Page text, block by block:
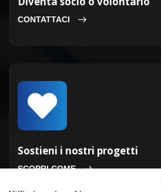
CONTATTACI
Sostieni i nostri progetti
SCOPRI COME